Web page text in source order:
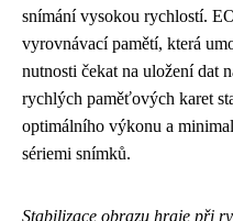
snímání vysokou rychlostí.
vyrovnávací pamětí, která
nutnosti čekat na uložení dat
rychlých paměťových karet
optimálního výkonu a
sériemi snímků.
Stabilizace obrazu hraje při